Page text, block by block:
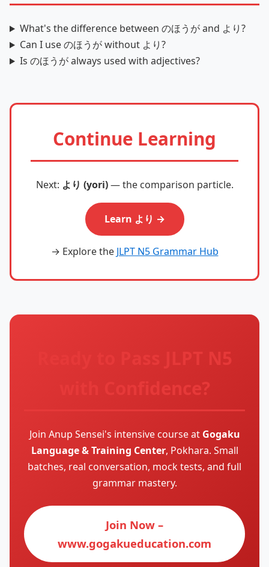
What's the difference between のほうが and より?
Can I use のほうが without より?
Is のほうが always used with adjectives?
Continue Learning
Next: より (yori)— the comparison particle.
Learn より →
→ Explore the JLPT N5 Grammar Hub
Ready to Pass JLPT N5
with Confidence?
Join Anup Sensei's intensive course at Gogaku
Language & Training Center, Pokhara. Small
batches, real conversation, mock tests, and full
grammar mastery.
Join Now –
www.gogakueducation.com